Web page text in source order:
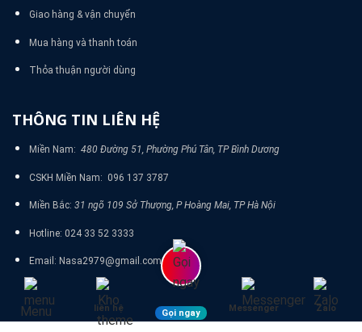
Giao hàng & vận chuyển
Mua hàng và thanh toán
Thỏa thuận người dùng
THÔNG TIN LIÊN HỆ
Miền Nam: 480 Đường 51, Phường Phú Tân, TP Bình Dương
CSKH Miền Nam: 096 137 3787
Miền Bắc: 31 ngõ 109 Sở Thượng, P Hoàng Mai, TP Hà Nội
Hotline: 024 33 52 3333
Email: Nasa2979@gmail.com
Menu liên hệ Gọi ngay Messenger Zalo